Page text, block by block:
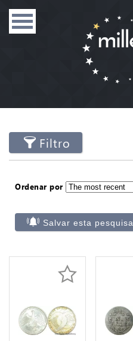
Filtro
Ordenar por
Salvar esta pesquisa